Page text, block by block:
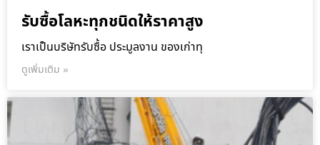
รับซื้อโลหะทุกชนิดให้ราคาสูง
เราเป็นบริษัทรับซื้อ ประมูลงาน ของเก่าทุ
ดูเพิ่มเติม »